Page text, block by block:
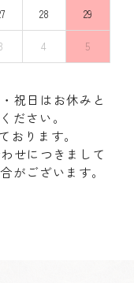
28 29
4 5
祝日はお休みと
ださい。
おります。
せにつきまして
がございます。